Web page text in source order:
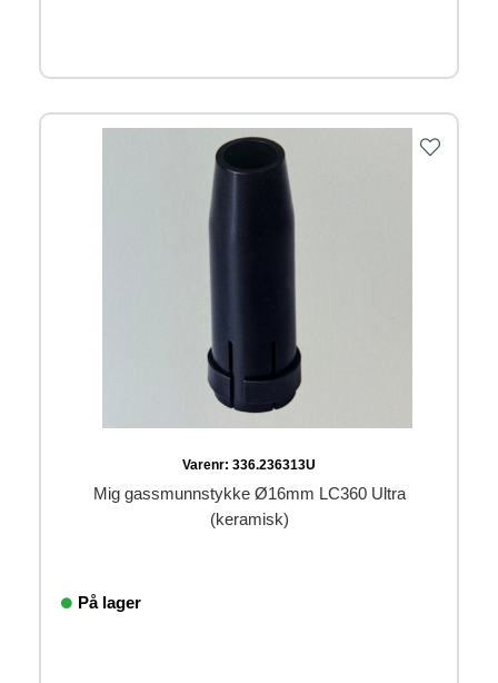
Varenr: 336.236313U
Mig gassmunnstykke Ø16mm LC360 Ultra
(keramisk)
På lager